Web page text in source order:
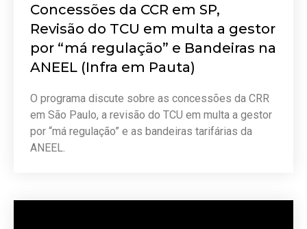
Concessões da CCR em SP,
Revisão do TCU em multa a gestor
por “má regulação” e Bandeiras na
ANEEL (Infra em Pauta)
O programa discute sobre as concessões da CRR
em São Paulo, a revisão do TCU em multa a gestor
por “má regulação” e as bandeiras tarifárias da
ANEEL.